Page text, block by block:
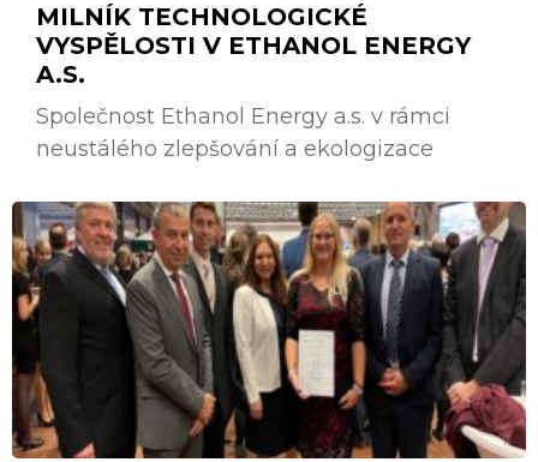
MILNÍK TECHNOLOGICKÉ
VYSPĚLOSTI V ETHANOL ENERGY
A.S.
Společnost Ethanol Energy a.s. v rámci
neustálého zlepšování a ekologizace